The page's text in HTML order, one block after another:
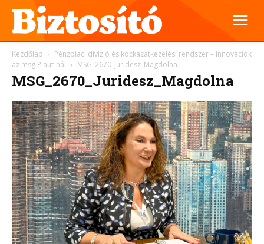
Kezdőlap
Pénzpiaci divízió és kockázatkezelési rendszer – innovációk
az msg Plaut-nál
MSG_2670_Juridesz_Magdolna
MSG_2670_Juridesz_Magdolna